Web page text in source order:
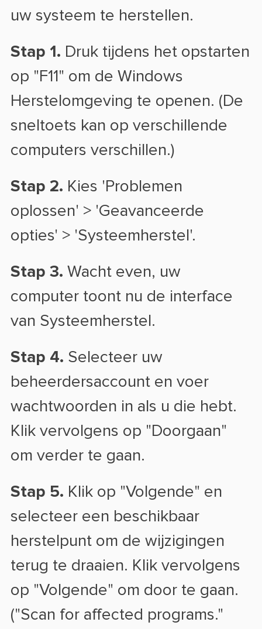
uw systeem te herstellen.
Stap 1. Druk tijdens het opstarten
op "F11" om de Windows
Herstelomgeving te openen. (De
sneltoets kan op verschillende
computers verschillen.)
Stap 2. Kies 'Problemen
oplossen' > 'Geavanceerde
opties' > 'Systeemherstel'.
Stap 3. Wacht even, uw
computer toont nu de interface
van Systeemherstel.
Stap 4. Selecteer uw
beheerdersaccount en voer
wachtwoorden in als u die hebt.
Klik vervolgens op "Doorgaan"
om verder te gaan.
Stap 5. Klik op "Volgende" en
selecteer een beschikbaar
herstelpunt om de wijzigingen
terug te draaien. Klik vervolgens
op "Volgende" om door te gaan.
("Scan for affected programs."